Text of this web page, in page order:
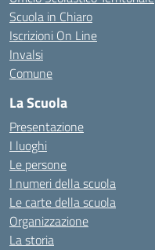
Scuola in Chiaro
Iscrizioni On Line
Invalsi
Comune
La Scuola
Presentazione
I luoghi
Le persone
I numeri della scuola
Le carte della scuola
Organizzazione
La storia